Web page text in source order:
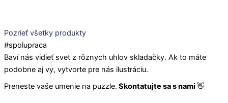
Pozrieť všetky produkty
#spolupraca
Baví nás vidieť svet z rôznych uhlov skladačky. Ak to máte
podobne aj vy, vytvorte pre nás ilustráciu.
Preneste vaše umenie na puzzle. Skontatujte sa s nami 👋